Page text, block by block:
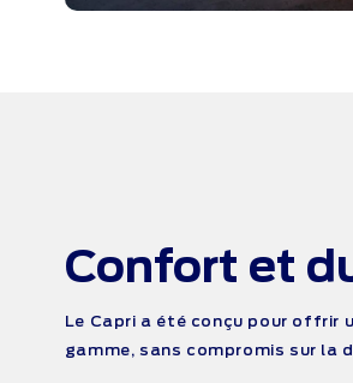
Confort et
Le Capri a été conçu pour offrir
gamme, sans compromis sur la